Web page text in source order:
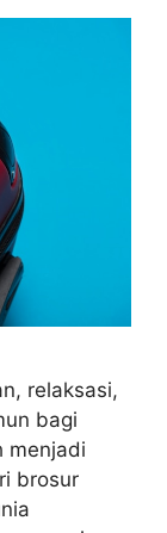
relaksasi,
bagi
menjadi
brosur